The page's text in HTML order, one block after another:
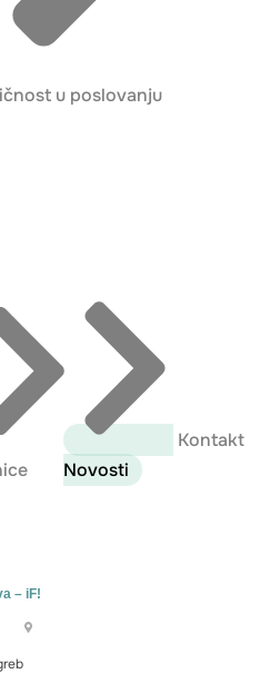
u poslovanju
Novosti
Kontakt
– iF!